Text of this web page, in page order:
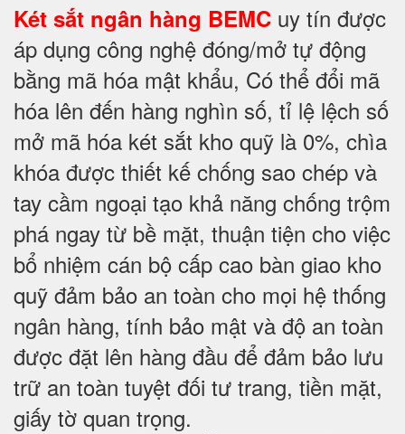
Két sắt ngân hàng BEMC uy tín được
áp dụng công nghệ đóng/mở tự động
bằng mã hóa mật khẩu, Có thể đổi mã
hóa lên đến hàng nghìn số, tỉ lệ lệch số
mở mã hóa két sắt kho quỹ là 0%, chìa
khóa được thiết kế chống sao chép và
tay cầm ngoại tạo khả năng chống trộm
phá ngay từ bề mặt, thuận tiện cho việc
bổ nhiệm cán bộ cấp cao bàn giao kho
quỹ đảm bảo an toàn cho mọi hệ thống
ngân hàng, tính bảo mật và độ an toàn
được đặt lên hàng đầu để đảm bảo lưu
trữ an toàn tuyệt đối tư trang, tiền mặt,
giấy tờ quan trọng.